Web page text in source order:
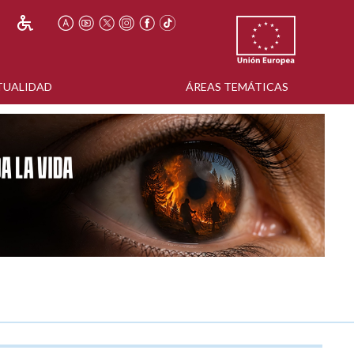
ÁREAS TEMÁTICAS